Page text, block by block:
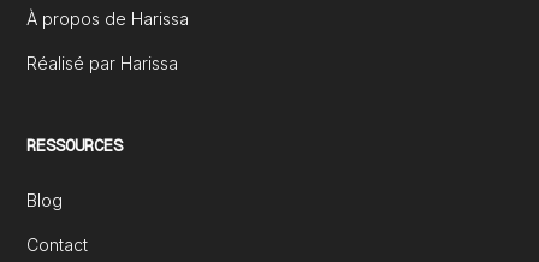
À propos de Harissa
Réalisé par Harissa
RESSOURCES
Blog
Contact